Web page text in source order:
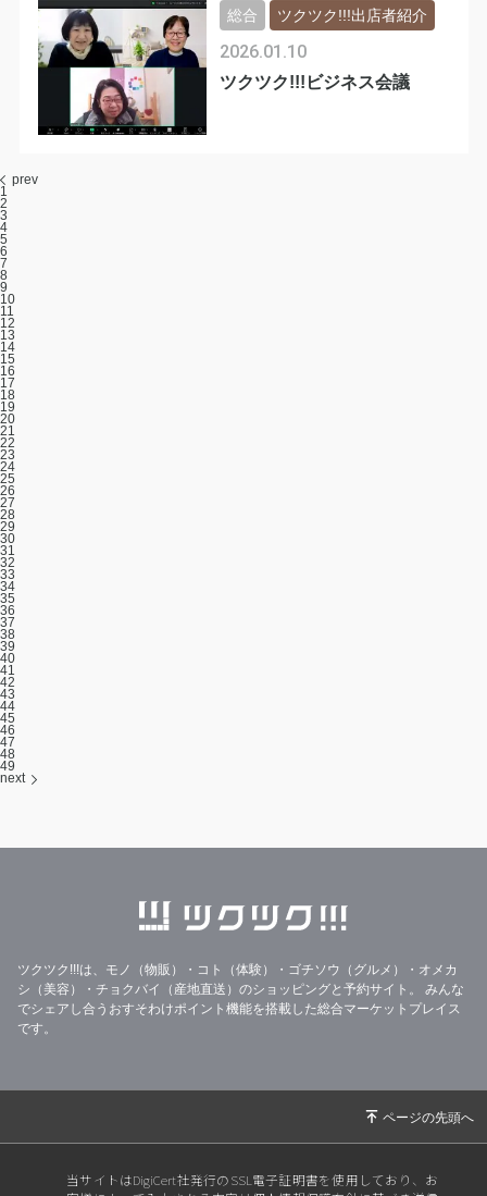
ツクツク!!!ビジネス会議
2026.01.10
総合 ツクツク!!!出店者紹介
prev
1
2
3
4
5
6
7
8
9
10
11
12
13
14
15
16
17
18
19
20
21
22
23
24
25
26
27
28
29
30
31
32
33
34
35
36
37
38
39
40
41
42
43
44
45
46
47
48
49
next
ツクツク!!!は、モノ（物販）・コト（体験）・ゴチソウ（グルメ）・オメカ
シ（美容）・チョクバイ（産地直送）のショッピングと予約サイト。
みんな
でシェアし合うおすそわけポイント機能を搭載した総合マーケットプレイス
です。
当サイトはDigiCert社発行のSSL電子証明書を使用しており、お